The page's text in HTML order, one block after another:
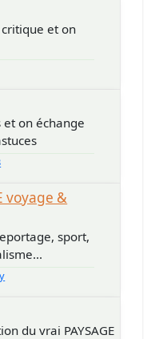
et on
on échange
voyage &
sport,
du vrai PAYSAGE